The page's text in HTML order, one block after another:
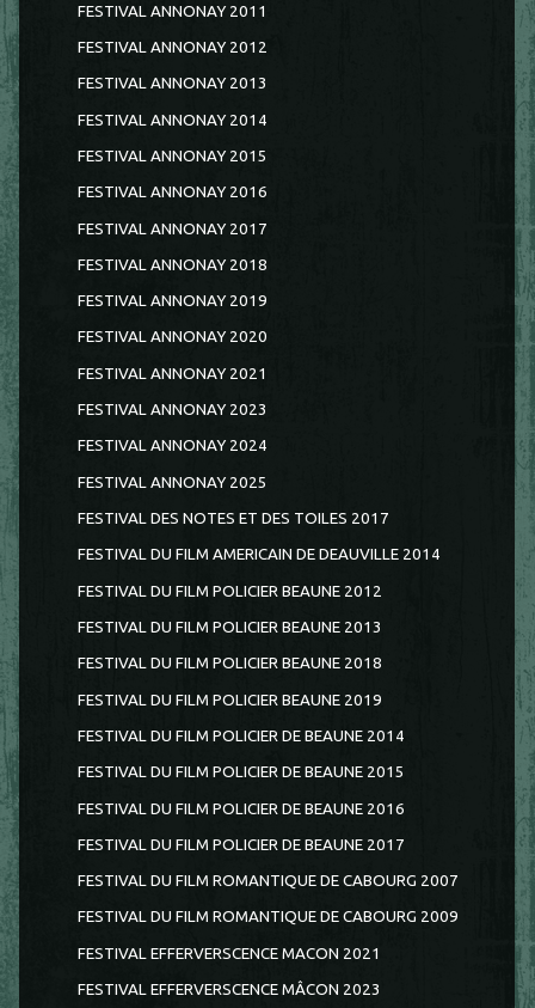
FESTIVAL ANNONAY 2011
FESTIVAL ANNONAY 2012
FESTIVAL ANNONAY 2013
FESTIVAL ANNONAY 2014
FESTIVAL ANNONAY 2015
FESTIVAL ANNONAY 2016
FESTIVAL ANNONAY 2017
FESTIVAL ANNONAY 2018
FESTIVAL ANNONAY 2019
FESTIVAL ANNONAY 2020
FESTIVAL ANNONAY 2021
FESTIVAL ANNONAY 2023
FESTIVAL ANNONAY 2024
FESTIVAL ANNONAY 2025
FESTIVAL DES NOTES ET DES TOILES 2017
FESTIVAL DU FILM AMERICAIN DE DEAUVILLE 2014
FESTIVAL DU FILM POLICIER BEAUNE 2012
FESTIVAL DU FILM POLICIER BEAUNE 2013
FESTIVAL DU FILM POLICIER BEAUNE 2018
FESTIVAL DU FILM POLICIER BEAUNE 2019
FESTIVAL DU FILM POLICIER DE BEAUNE 2014
FESTIVAL DU FILM POLICIER DE BEAUNE 2015
FESTIVAL DU FILM POLICIER DE BEAUNE 2016
FESTIVAL DU FILM POLICIER DE BEAUNE 2017
FESTIVAL DU FILM ROMANTIQUE DE CABOURG 2007
FESTIVAL DU FILM ROMANTIQUE DE CABOURG 2009
FESTIVAL EFFERVERSCENCE MACON 2021
FESTIVAL EFFERVERSCENCE MÂCON 2023